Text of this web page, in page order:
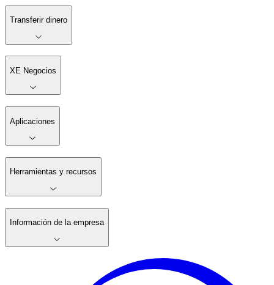
Transferir dinero
XE Negocios
Aplicaciones
Herramientas y recursos
Información de la empresa